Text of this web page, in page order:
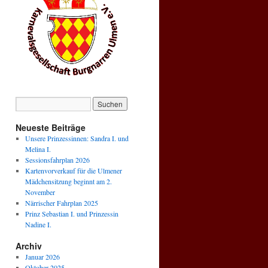
Neueste Beiträge
Unsere Prinzessinnen: Sandra I. und
Melina I.
Sessionsfahrplan 2026
Kartenvorverkauf für die Ulmener
Mädchensitzung beginnt am 2.
November
Närrischer Fahrplan 2025
Prinz Sebastian I. und Prinzessin
Nadine I.
Archiv
Januar 2026